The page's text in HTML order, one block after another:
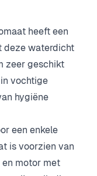
heeft een
deze waterdicht
zeer geschikt
vochtige
hygiëne
een enkele
is voorzien van
motor met